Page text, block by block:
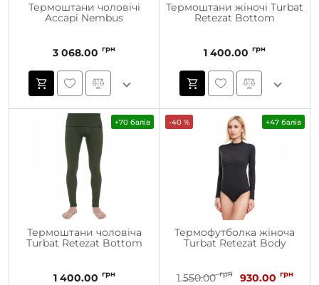
Термоштани чоловічі
Accapi Nembus
3 068.00 грн
Термоштани жіночі Turbat
Retezat Bottom
1 400.00 грн
+70 балів
Термоштани чоловіча
Turbat Retezat Bottom
1 400.00 грн
-40 % +47 балів
Термофутболка жіноча
Turbat Retezat Body
1 550.00 грн 930.00 грн